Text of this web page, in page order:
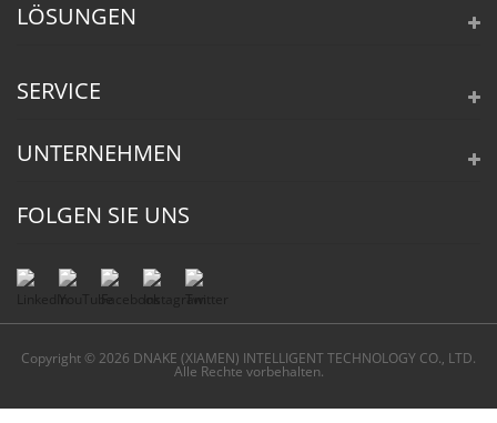
LÖSUNGEN
SERVICE
UNTERNEHMEN
FOLGEN SIE UNS
Copyright © 2026 DNAKE (XIAMEN) INTELLIGENT TECHNOLOGY CO., LTD.
Alle Rechte vorbehalten.